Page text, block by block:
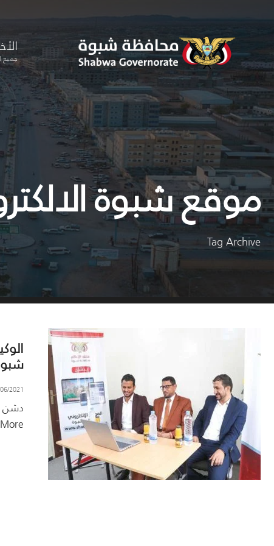
content
جميع
موقع شبوة
Tag Archive
2021
دشن
→